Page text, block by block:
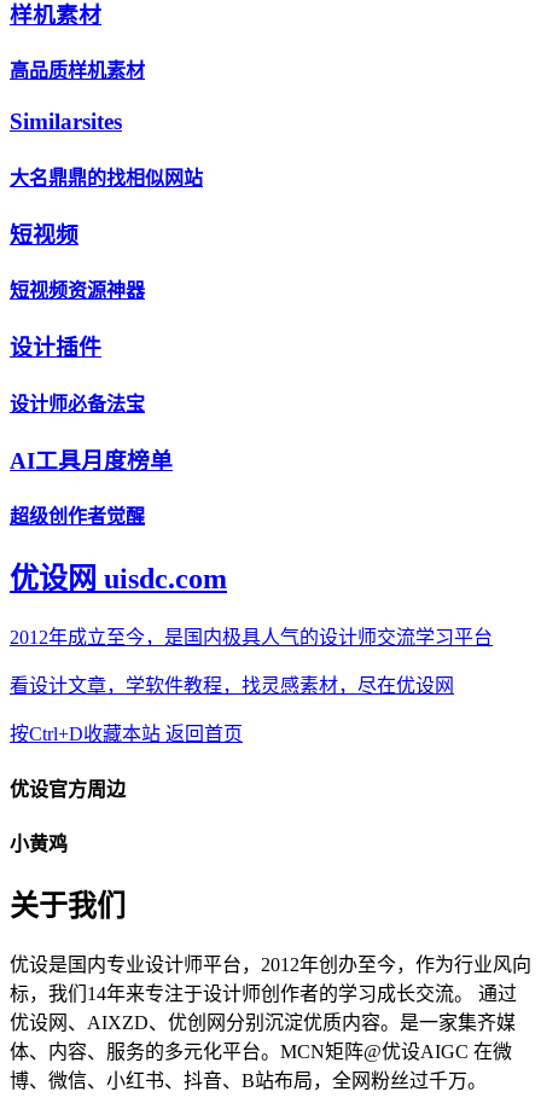
样机素材
高品质样机素材
Similarsites
大名鼎鼎的找相似网站
短视频
短视频资源神器
设计插件
设计师必备法宝
AI工具月度榜单
超级创作者觉醒
优设网 uisdc.com
2012年成立至今，是国内极具人气的设计师交流学习平台
看设计文章，学软件教程，找灵感素材，尽在优设网
按Ctrl+D收藏本站 返回首页
优设官方周边
小黄鸡
关于我们
优设是国内专业设计师平台，2012年创办至今，作为行业风向
标，我们14年来专注于设计师创作者的学习成长交流。 通过
优设网、AIXZD、优创网分别沉淀优质内容。是一家集齐媒
体、内容、服务的多元化平台。MCN矩阵@优设AIGC 在微
博、微信、小红书、抖音、B站布局，全网粉丝过千万。